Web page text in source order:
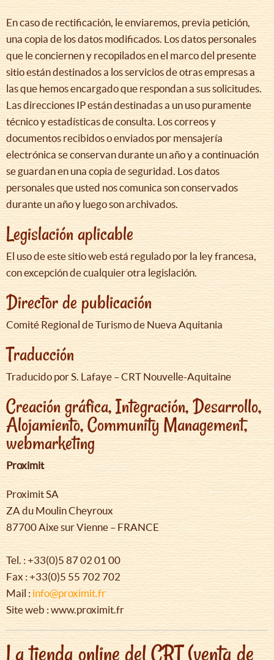
En caso de rectificación, le enviaremos, previa petición,
una copia de los datos modificados. Los datos personales
que le conciernen y recopilados en el marco del presente
sitio están destinados a los servicios de otras empresas a
las que hemos encargado que respondan a sus solicitudes.
Las direcciones IP están destinadas a un uso puramente
técnico y estadísticas de consulta. Los correos y
documentos recibidos o enviados por mensajería
electrónica se conservan durante un año y a continuación
se guardan en una copia de seguridad. Los datos
personales que usted nos comunica son conservados
durante un año y luego son archivados.
Legislación aplicable
El uso de este sitio web está regulado por la ley francesa,
con excepción de cualquier otra legislación.
Director de publicación
Comité Regional de Turismo de Nueva Aquitania
Traducción
Traducido por S. Lafaye – CRT Nouvelle-Aquitaine
Creación gráfica, Integración, Desarrollo,
Alojamiento, Community Management,
webmarketing
Proximit
Proximit SA
ZA du Moulin Cheyroux
87700 Aixe sur Vienne – FRANCE
Tel. : +33(0)5 87 02 01 00
Fax : +33(0)5 55 702 702
Mail : info@proximit.fr
Site web : www.proximit.fr
La tienda online del CRT (venta de